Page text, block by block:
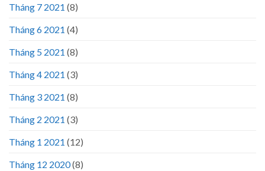
Tháng 7 2021 (8)
Tháng 6 2021 (4)
Tháng 5 2021 (8)
Tháng 4 2021 (3)
Tháng 3 2021 (8)
Tháng 2 2021 (3)
Tháng 1 2021 (12)
Tháng 12 2020(8)